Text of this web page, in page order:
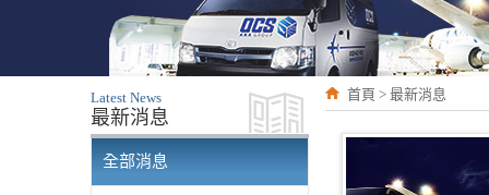
Latest News
最新消息
全部消息
首頁 > 最新消息